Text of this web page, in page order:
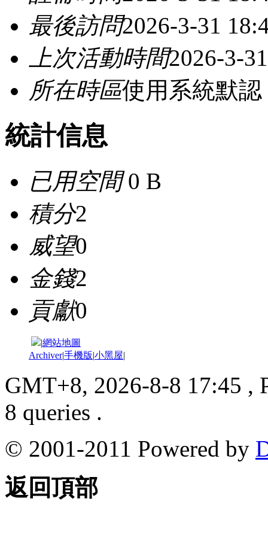
最後訪問2026-3-31
上次活動時間2026-3-
所在時區使用系統默認
統計信息
已用空間0 B
積分2
威望0
金錢2
貢獻0
|網站地圖
Archiver|手機版|小黑屋|
GMT+8, 2026-8-8 17:45 ,
8 queries .
© 2001-2011 Powered by
返回頂部